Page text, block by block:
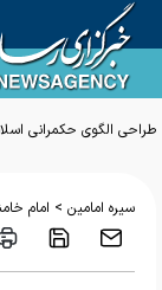
طراحی الگوی حکمرانی
سیره امامین > امام